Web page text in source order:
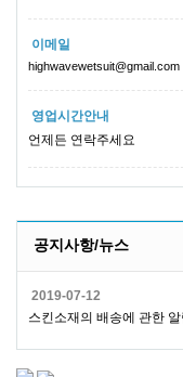
이메일
highwavewetsuit@gmail.com
영업시간안내
언제든 연락주세요
공지사항/뉴스
2019-07-12
스킨소재의 배송에 관한 알